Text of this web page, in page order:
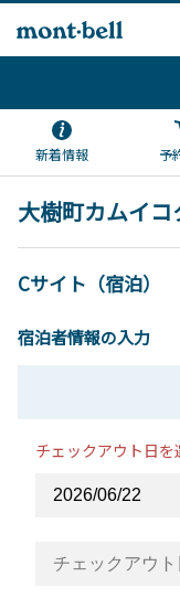
新着情報 予
大樹町カムイ
Cサイト（宿泊）
宿泊者情報の入力
チェックアウト日を